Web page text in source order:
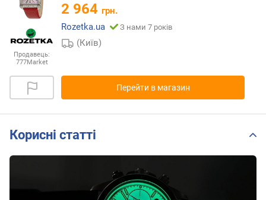
Продавець:
777Market
2 964 грн.
Rozetka.ua
З нами 7 років
(Київ)
Перейти в магазин
Корисні статті